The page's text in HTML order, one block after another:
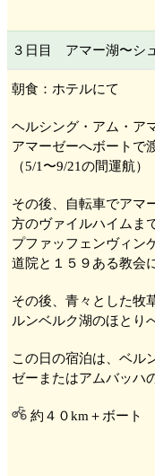
３日目 アマー湖〜シ
朝食：ホテルにて
ヘルシング・アム・ア
アマーゼーへボートで
（5/1〜9/21の間運航）
その後、自転車でアマ
方のヴァイルハイム ま
プファッフェンヴィン
道院と１５９ある教会
その後、青々とした牧
ルンベルク湖のほとり
この日の宿泊は、ベル
ゼー またはアムバッハ
約４０km＋ボート